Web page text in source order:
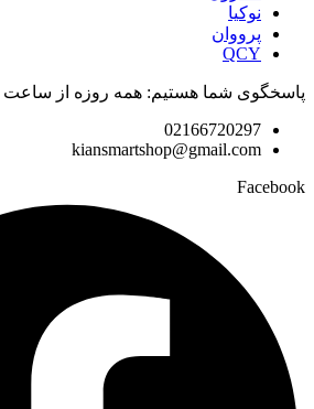
نوکیا
پرووان
QCY
پاسخگوی شما هستیم: همه روزه از ساعت 9:30 تا 19:00
02166720297
kiansmartshop@gmail.com
Facebook